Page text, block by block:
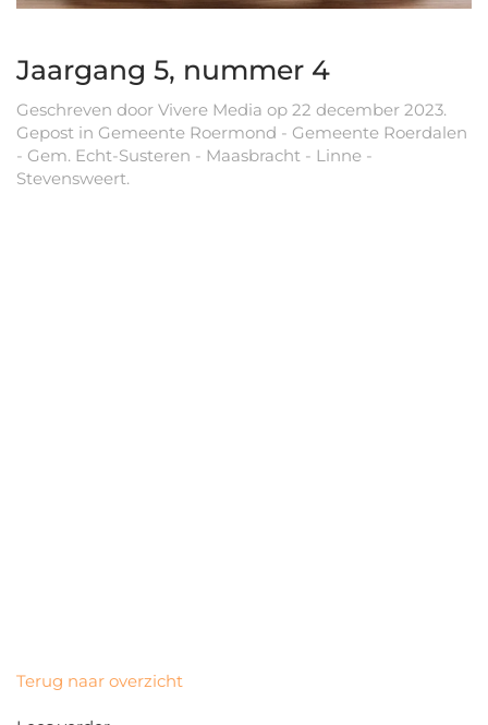
Jaargang 5, nummer 4
Geschreven door Vivere Media op 22 december 2023.
Gepost in Gemeente Roermond - Gemeente Roerdalen
- Gem. Echt-Susteren - Maasbracht - Linne -
Stevensweert.
Terug naar overzicht